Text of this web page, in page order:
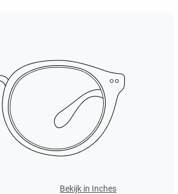
Bekijk in Inches